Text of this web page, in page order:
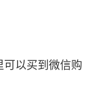
可以买到微信购